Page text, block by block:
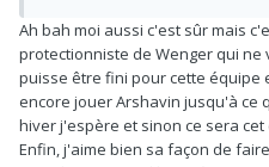
Ah bah moi aussi c'est sûr mais
protectionniste de Wenger qui
puisse être fini pour cette équipe
encore jouer Arshavin jusqu'à ce
hiver j'espère et sinon ce sera cet
Enfin, j'aime bien sa façon de